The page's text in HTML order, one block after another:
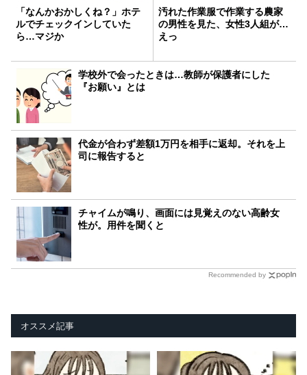
「なんかおかしくね？」ホテ
ルでチェックインしていた
ら…マジか
汚れた作業服で作業する農家
の男性を見た、女性3人組が…
えっ
学校外で会ったときは…教師が保護者にした
『お願い』とは
代金が合わず差額1万円を相手に返却。それを上
司に報告すると
チャイムが鳴り、画面には見覚えのない高齢女
性が。用件を聞くと
Recommended by
オススメ記事